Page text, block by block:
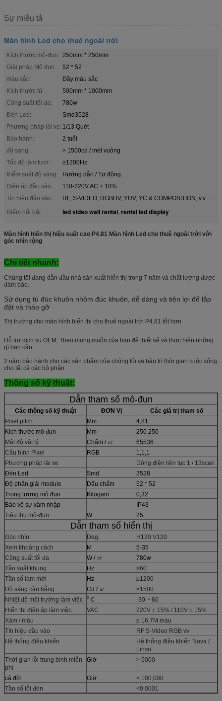
Sự miêu tả
Màn hình Led cho thuê ngoài trời
Kích thước mô-đun: 250mm * 250mm
Giải pháp Mô đun:
52 * 52
màu sắc:
Đầy màu sắc
Kích thước tủ:
500mm * 1000mm
Công suất tối đa:
780w
Đèn Led:
Smd3528
Phương pháp lái xe: 1/13 Quét
Bảo hành:
2 tuổi
độ sáng:
> 1500cd / mét vuông
Tốc độ làm tươi:
≥1200Hz
Kiểm soát độ sáng:
Hướng dẫn / Tự động
Điện áp đầu vào:
110-220V AC ± 10%
Tín hiệu đầu vào:
RF, S-VIDEO, RGBHV, YUV, YC & COMPOSITION, v.v ...
Điểm nổi bật:
led video wall rental, rental led display
Màn hình hiển thị hiệu suất cao P4.81 Màn hình Led cho thuê ngoài trời với
góc nhìn rộng
Chi tiết nhanh:
Chúng tôi đang dẫn đầu nhà sản xuất hiển thị trong 7 năm và chất lượng được
đảm bảo.
Sử dụng tủ đúc khuôn nhôm đúc khuôn, dễ dàng và tiện lợi để lắp
đặt và tháo gỡ
Thị trường cho màn hình hiển thị cho thuê ngoài trời P4.81 tốt hơn
Hỗ trợ dịch vụ OEM, Theo mong muốn của bạn để thiết kế và thực hiện những
gì bạn cần
2 năm bảo hành cho các sản phẩm của chúng tôi và bảo trì thời gian cuộc sống
cho tất cả các bộ phận
Thông số kỹ thuật:
Dẫn tham số mô-đun
Các thông số kỹ thuật ĐƠN VỊ
Các giá trị tham số
Pixel pitch
Mm
4,81
Kích thước mô đun
Mm
250 250
Mật độ vật lý
Chấm / ㎡
65536
Cấu hình Pixel
RGB
1,1,1
Phương pháp lái xe
Dòng điện liên tục 1 / 13scan
Đèn Led
Smd
3528
Độ phân giải module
Dấu chấm
52 * 52
Trọng lượng mô đun
Kilogam
0,32
Bảo vệ sự xâm nhập
IP43
Tiêu thụ mô-đun
W 25
Dẫn tham số hiển thị
Góc nhìn Deg.
H120 V120
Xem khoảng cách
M
5-35
Công suất tối đa
W / ㎡
780w
Tần suất khung
Hz
≥60
Tần số làm mới
Hz
≥1200
Độ sáng cân bằng
Cd / ㎡
≥1500
Nhiệt độ môi trường làm việc
0 C
-30 ~ 60
Hiển thị điện áp làm việc
VAC
220V ± 15% / 110V ± 15%
Xám / màu
≥ 16.7M màu
Tín hiệu đầu vào
RF S-Video RGB vv
Hệ thống điều khiển
Hệ thống điều khiển Nova /
Linsn
Thời gian lỗi trung bình miễn
phí
Giờ > 5000
cả đời Giờ
> 100,000
Tần số lỗi đèn
<0.0001